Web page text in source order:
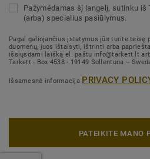
Pažymėdamas šį langelį, sutinku
(arba) specialius pasiūlymus.
Pagal galiojančius įstatymus jūs turite teisę
duomenų, juos ištaisyti, ištrinti arba
išsiųsdami laišką el. paštu info@tarkett.lt
Tarkett - Box 4538 - 19149 Sollentuna –
Išsamesnė informacija PRIVACY
PATEIKITE MANO